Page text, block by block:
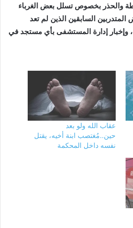
والحذر بخصوص تسلل بعض الغرباء
السابقين الذين لم تعد
وإخبار إدارة المستشفى بأي مستجد في
عقاب الله ولو بعد
حين..مُغتصب ابنة أخيه، يقتل
نفسه داخل المحكمة